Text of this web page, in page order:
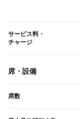
サービス料・
チャージ
席・設備
席数